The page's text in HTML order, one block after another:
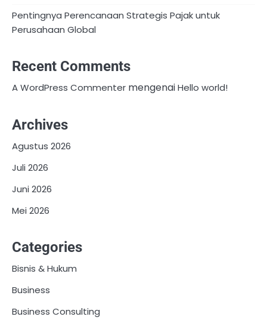
Pentingnya Perencanaan Strategis Pajak untuk
Perusahaan Global
Recent Comments
A WordPress Commenter mengenaiHello world!
Archives
Agustus 2026
Juli 2026
Juni 2026
Mei 2026
Categories
Bisnis & Hukum
Business
Business Consulting